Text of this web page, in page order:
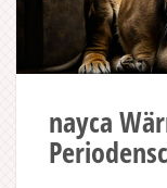
nayca